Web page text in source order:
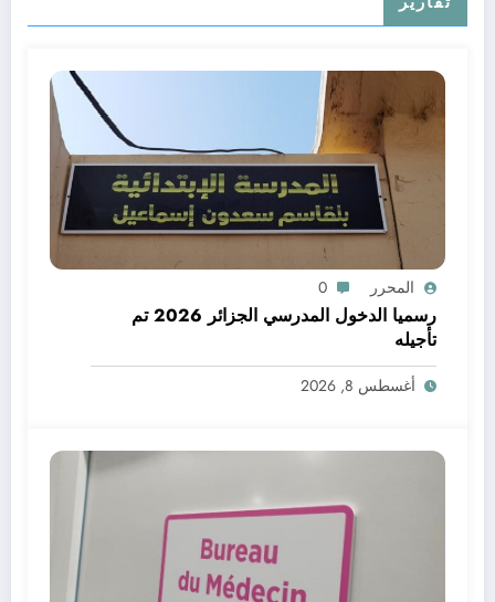
المحرر 0
رسميا الدخول المدرسي الجزائر 2026 تم
تأجيله
أغسطس 8, 2026